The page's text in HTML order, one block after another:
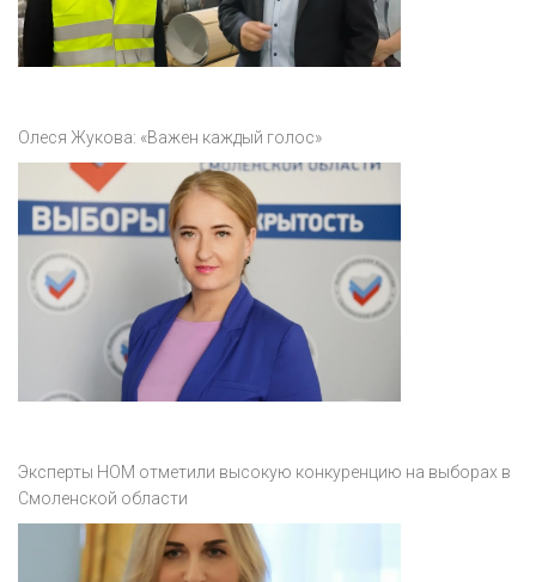
Олеся Жукова: «Важен каждый голос»
Эксперты НОМ отметили высокую конкуренцию на выборах в
Смоленской области